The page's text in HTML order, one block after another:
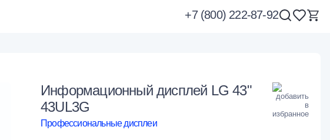
+7 (800) 222-87-92
Информационный дисплей LG 43"
43UL3G
Профессиональные дисплеи